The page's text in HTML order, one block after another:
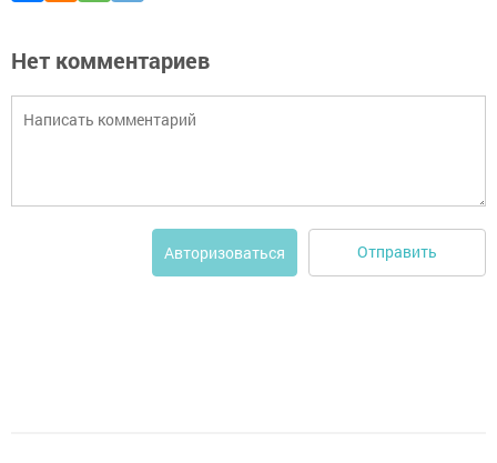
Нет комментариев
Авторизоваться Отправить